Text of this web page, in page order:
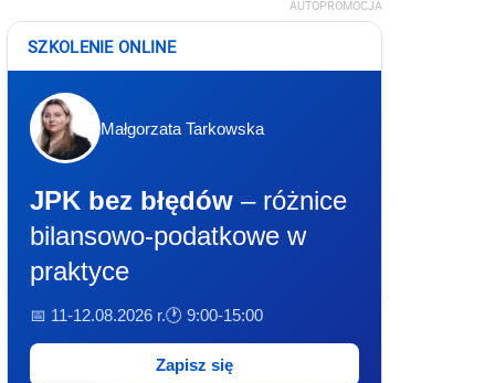
AUTOPROMOCJA
SZKOLENIE ONLINE
Małgorzata Tarkowska
JPK bez błędów – różnice
bilansowo-podatkowe w
praktyce
📅 11-12.08.2026 r.🕐 9:00-15:00
Zapisz się